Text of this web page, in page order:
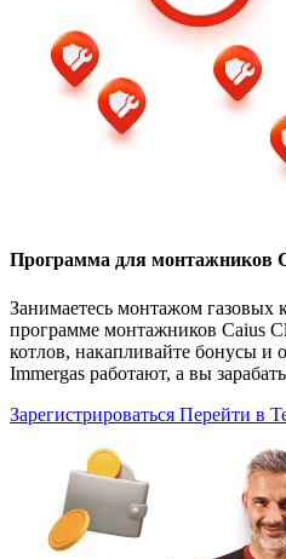
Программа для монтажников
Занимаетесь монтажом газовых
программе монтажников Caius
котлов, накапливайте бонусы и
Immergas работают, а вы
Зарегистрироваться Перейти в